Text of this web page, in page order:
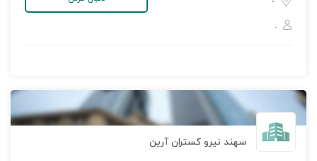
-
سهند نیرو گستران آرین